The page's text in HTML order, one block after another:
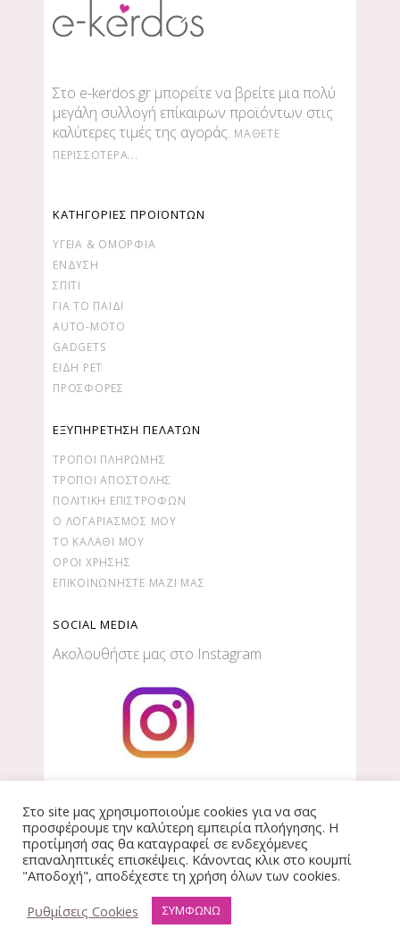
Στο e-kerdos.gr μπορείτε να βρείτε μια πολύ
μεγάλη συλλογή επίκαιρων προϊόντων στις
καλύτερες τιμές της αγοράς. ΜΆΘΕΤΕ
ΠΕΡΙΣΣΌΤΕΡΑ...
ΚΑΤΗΓΟΡΙΕΣ ΠΡΟΪΟΝΤΩΝ
ΥΓΕΊΑ & ΟΜΟΡΦΙΆ
ΕΝΔΥΣΗ
ΣΠΙΤΙ
ΓΙΑ ΤΟ ΠΑΙΔΙ
AUTO-MOTO
GADGETS
ΕΙΔΗ PET
ΠΡΟΣΦΟΡΕΣ
ΕΞΥΠΗΡΕΤΗΣΗ ΠΕΛΑΤΩΝ
ΤΡΌΠΟΙ ΠΛΗΡΩΜΉΣ
ΤΡΌΠΟΙ ΑΠΟΣΤΟΛΉΣ
ΠΟΛΙΤΙΚΉ ΕΠΙΣΤΡΟΦΏΝ
Ο ΛΟΓΑΡΙΑΣΜΌΣ ΜΟΥ
ΤΟ ΚΑΛΆΘΙ ΜΟΥ
ΌΡΟΙ ΧΡΉΣΗΣ
ΕΠΙΚΟΙΝΩΝΉΣΤΕ ΜΑΖΊ ΜΑΣ
SOCIAL MEDIA
Ακολουθήστε μας στο Instagram
Copyright © 2018-2020| e-Kerdos.gr |created by
wisebit|όροι χρήσης–πολιτική απορρήτου
Στο site μας χρησιμοποιούμε cookies για να σας
προσφέρουμε την καλύτερη εμπειρία πλοήγησης. Η
προτίμησή σας θα καταγραφεί σε ενδεχόμενες
επαναληπτικές επισκέψεις. Κάνοντας κλικ στο κουμπί
"Αποδοχή", αποδέχεστε τη χρήση όλων των cookies.
Ρυθμίσεις Cookies
ΣΥΜΦΩΝΩ